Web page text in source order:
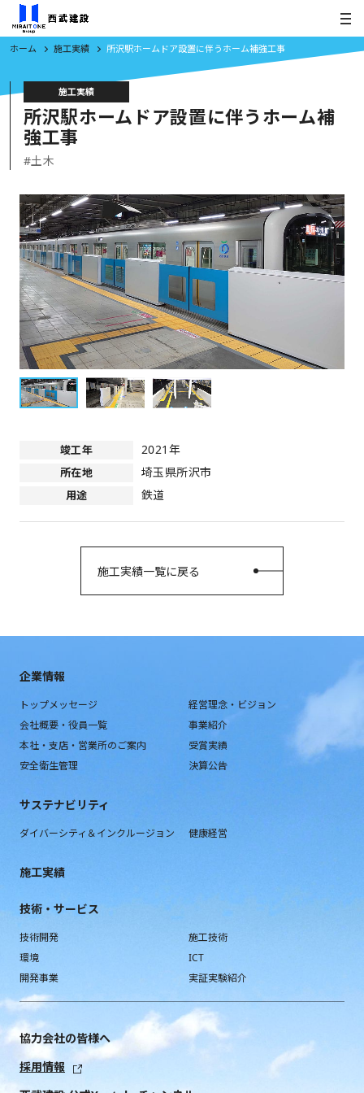
ホーム 施工実績 所沢駅ホームドア設置に伴うホーム補強工事
施工実績
所沢駅ホームドア設置に伴うホーム補
強工事
#土木
竣工年 2021年
所在地 埼玉県所沢市
用途 鉄道
施工実績一覧に戻る
企業情報
トップメッセージ
経営理念・ビジョン
会社概要・役員一覧
事業紹介
本社・支店・営業所のご案内
受賞実績
安全衛生管理
決算公告
サステナビリティ
ダイバーシティ＆インクルージョン 健康経営
施工実績
技術・サービス
技術開発
施工技術
環境
ICT
開発事業
実証実験紹介
協力会社の皆様へ
採用情報